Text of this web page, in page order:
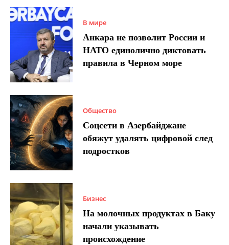
В мире
Анкара не позволит России и
НАТО единолично диктовать
правила в Черном море
Общество
Соцсети в Азербайджане
обяжут удалять цифровой след
подростков
Бизнес
На молочных продуктах в Баку
начали указывать
происхождение